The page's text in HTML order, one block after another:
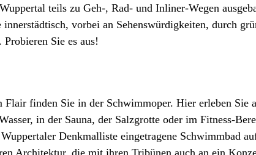
teils zu Geh-, Rad- und Inliner-Wegen
vorbei an Sehenswürdigkeiten, durch
Sie es aus!
finden Sie in der Schwimmoper. Hier erleben Sie
in der Sauna, der Salzgrotte oder im Fitness-
Denkmalliste eingetragene Schwimmbad